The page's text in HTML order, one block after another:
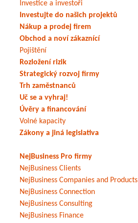
Investice a investoři
Investujte do našich projektů
Nákup a prodej firem
Obchod a noví zákaznící
Pojištění
Rozložení rizik
Strategický rozvoj firmy
Trh zaměstnanců
Uč se a vyhraj!
Úvěry a financování
Volné kapacity
Zákony a jiná legislativa
NejBusiness Pro firmy
NejBusiness Clients
NejBusiness Companies and Products
NejBusiness Connection
NejBusiness Consulting
NejBusiness Finance